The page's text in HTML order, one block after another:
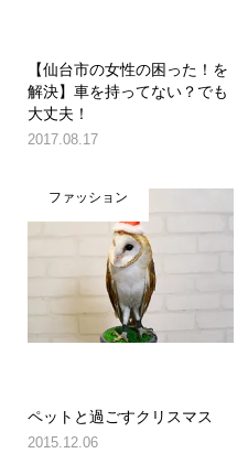
【仙台市の女性の困った！を
解決】車を持ってない？でも
大丈夫！
2017.08.17
ファッション
ペットと過ごすクリスマス
2015.12.06